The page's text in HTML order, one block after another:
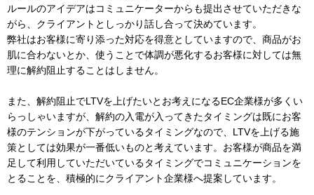
ルールのアイデアはコミュニケーターからも提出させていただきな
がら、クライアントとしっかり話し合って決めています。
弊社はお客様に寄り添った対応を得意としていますので、商品がお
肌に合わないとか、使うことで体調が悪化するお客様に対しては無
理に解約阻止することはしません。
また、解約阻止でLTVを上げたいとお考えになるEC企業様が多くい
らっしゃいますが、解約の入電が入ってきたタイミングは既にお客
様のテンションが下がっているタイミングなので、LTVを上げる施
策としては効果が一番低いものと考えています。お客様が商品を満
足して利用していただいているタイミングでコミュニケーションを
とることを、積極的にクライアント企業様へ提案しています。